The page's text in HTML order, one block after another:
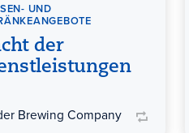
UND
der
Brewing Company